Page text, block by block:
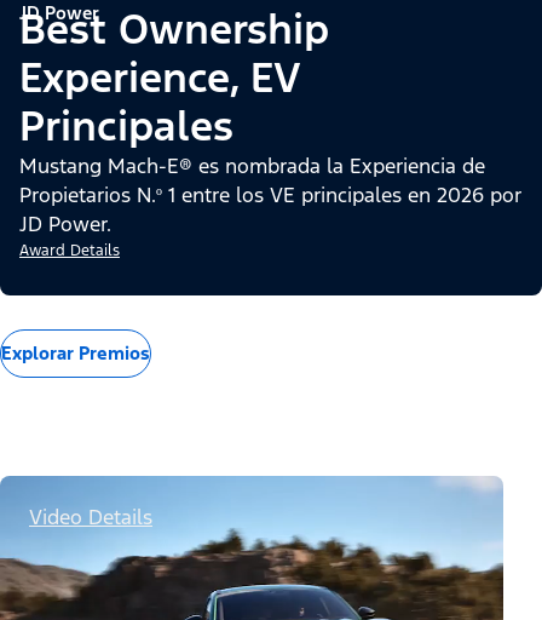
JD Power
Best Ownership
Experience, EV
Principales
Mustang Mach-E® es nombrada la Experiencia de
Propietarios N.º 1 entre los VE principales en 2026 por
JD Power.
Award Details
Explorar Premios
Video Details